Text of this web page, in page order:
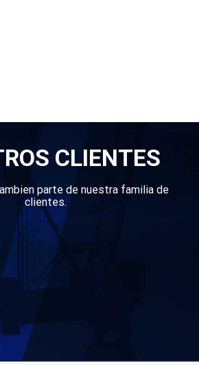
CLIENTES
parte de nuestra familia de
clientes.